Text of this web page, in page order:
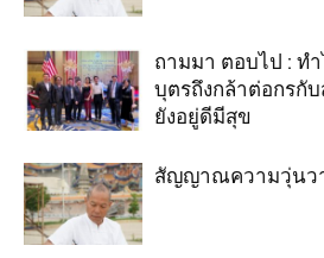
ถามมา ตอบไป : ท
บุตรถึงกล้าต่อกรกั
ยังอยู่ดีมีสุข
สัญญาณความวุ่นวา